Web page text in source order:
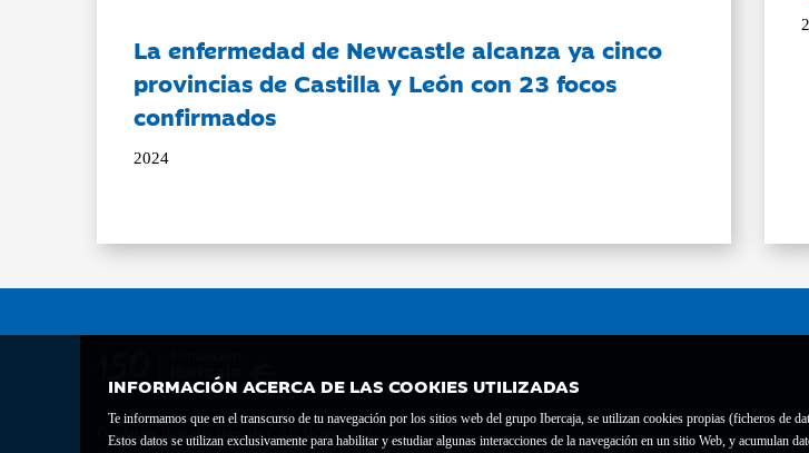
INFORMACIÓN ACERCA DE LAS COOKIES UTILIZADAS
Te informamos que en el transcurso de tu navegación por los sitios web del grupo Ibercaja, se utilizan cookies propias (ficheros de
Estos datos se utilizan exclusivamente para habilitar y estudiar algunas interacciones de la navegación en un sitio Web, y acumulan
La enfermedad de Newcastle alcanza ya cinco
provincias de Castilla y León con 23 focos
confirmados
2024
Fundación Bancaria Ibercaja C.I.F. G-50000652.